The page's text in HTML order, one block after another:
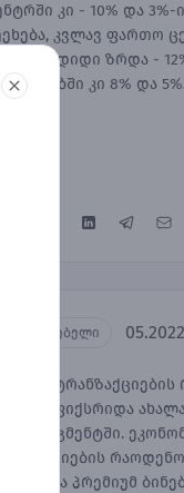
კი - 10% და
კვლავ ფართო
დიდი ზრდა -
კი 8% და
საცხოვრებელი 05.2022
დაფიქსრიდა
სეგმენტში.
და პრემიუმ